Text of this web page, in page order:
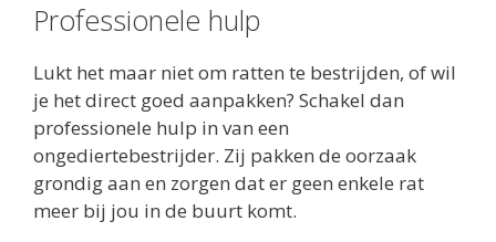
Professionele hulp
Lukt het maar niet om ratten te bestrijden, of wil
je het direct goed aanpakken? Schakel dan
professionele hulp in van een
ongediertebestrijder. Zij pakken de oorzaak
grondig aan en zorgen dat er geen enkele rat
meer bij jou in de buurt komt.